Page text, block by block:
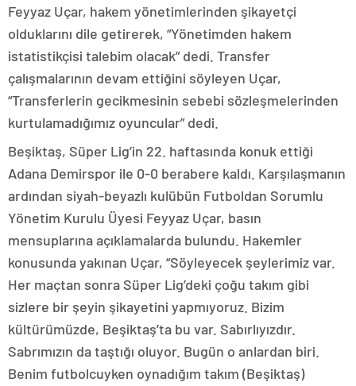
Feyyaz Uçar, hakem yönetimlerinden şikayetçi
olduklarını dile getirerek, “Yönetimden hakem
istatistikçisi talebim olacak” dedi. Transfer
çalışmalarının devam ettiğini söyleyen Uçar,
“Transferlerin gecikmesinin sebebi sözleşmelerinden
kurtulamadığımız oyuncular” dedi.
Beşiktaş, Süper Lig’in 22. haftasında konuk ettiği
Adana Demirspor ile 0-0 berabere kaldı. Karşılaşmanın
ardından siyah-beyazlı kulübün Futboldan Sorumlu
Yönetim Kurulu Üyesi Feyyaz Uçar, basın
mensuplarına açıklamalarda bulundu. Hakemler
konusunda yakınan Uçar, “Söyleyecek şeylerimiz var.
Her maçtan sonra Süper Lig’deki çoğu takım gibi
sizlere bir şeyin şikayetini yapmıyoruz. Bizim
kültürümüzde, Beşiktaş’ta bu var. Sabırlıyızdır.
Sabrımızın da taştığı oluyor. Bugün o anlardan biri.
Benim futbolcuyken oynadığım takım (Beşiktaş)